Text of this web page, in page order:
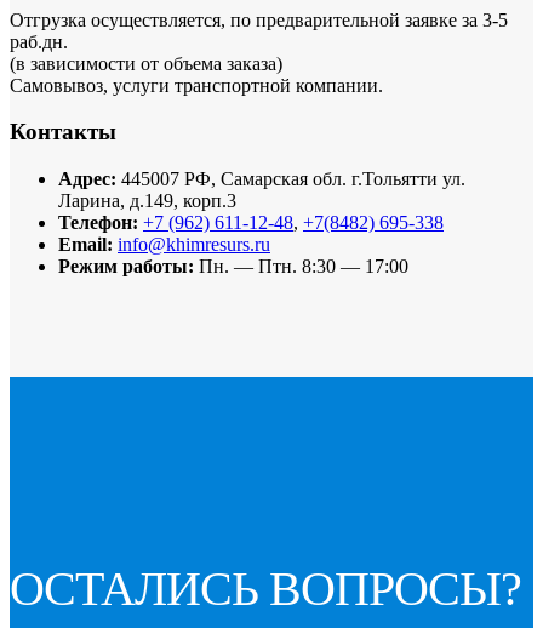
Отгрузка осуществляется, по предварительной заявке за 3-5
раб.дн.
(в зависимости от объема заказа)
Самовывоз, услуги транспортной компании.
Контакты
Адрес: 445007 РФ, Самарская обл. г.Тольятти ул.
Ларина, д.149, корп.3
Телефон: +7 (962) 611-12-48, +7(8482) 695-338
Email: info@khimresurs.ru
Режим работы: Пн. — Птн. 8:30 — 17:00
ОСТАЛИСЬ ВОПРОСЫ?